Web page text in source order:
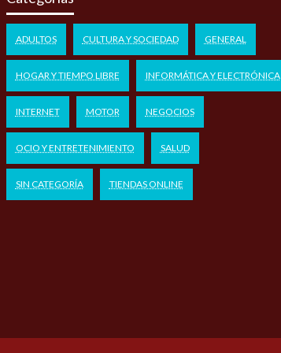
ADULTOS CULTURA Y SOCIEDAD GENERAL
HOGAR Y TIEMPO LIBRE INFORMÁTICA Y ELECTRÓNICA
INTERNET MOTOR NEGOCIOS
OCIO Y ENTRETENIMIENTO SALUD
SIN CATEGORÍA TIENDAS ONLINE